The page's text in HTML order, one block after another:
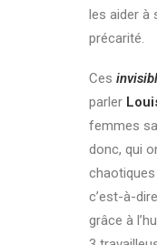
les aider à
précarité.
Ces
parler
femmes
donc, qui
chaotiques
c’est-à-
grâce à